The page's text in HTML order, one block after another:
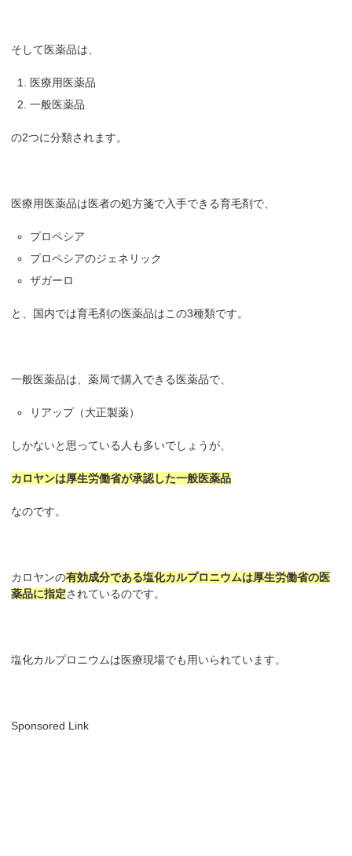
そして医薬品は、
医療用医薬品
一般医薬品
の2つに分類されます。
医療用医薬品は医者の処方箋で入手できる育毛剤で、
プロペシア
プロペシアのジェネリック
ザガーロ
と、国内では育毛剤の医薬品はこの3種類です。
一般医薬品は、薬局で購入できる医薬品で、
リアップ（大正製薬）
しかないと思っている人も多いでしょうが、
カロヤンは厚生労働省が承認した一般医薬品
なのです。
カロヤンの有効成分である塩化カルプロニウムは厚生労働省の医
薬品に指定されているのです。
塩化カルプロニウムは医療現場でも用いられています。
Sponsored Link